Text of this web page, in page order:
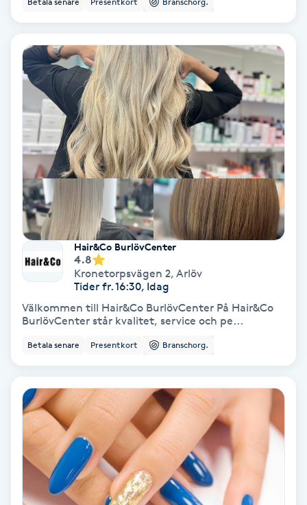
Babylights
Balayage
Bambumassage
Barber
Barnklippning
BIAB
Brynfärgning
Brynplockning
Bröllopsuppsättning
Hair&Co BurlövCenter
4.8
Kronetorpsvägen 2, Arlöv
Tider fr. 16:30, Idag
Välkommen till Hair&Co BurlövCenter På Hair&Co
BurlövCenter står kvalitet, service och pe...
Betala senare Presentkort Branschorg.